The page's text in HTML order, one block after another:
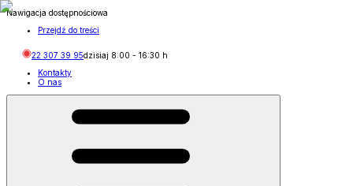
Nawigacja dostępnościowa
Przejdź do treści
22 307 39 95dzisiaj 8:00 - 16:30 h
Kontakty
O nas